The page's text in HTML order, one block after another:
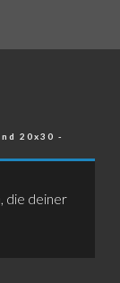
20x30 -
die deiner